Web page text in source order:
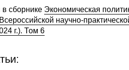
сборнике Экономическая
научно-
г.). Том 6